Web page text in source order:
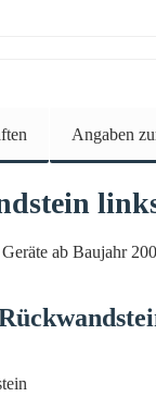
Angaben
ab Baujahr